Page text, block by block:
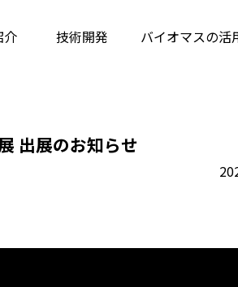
介 技術開発 バイオマスの活
出展のお知らせ